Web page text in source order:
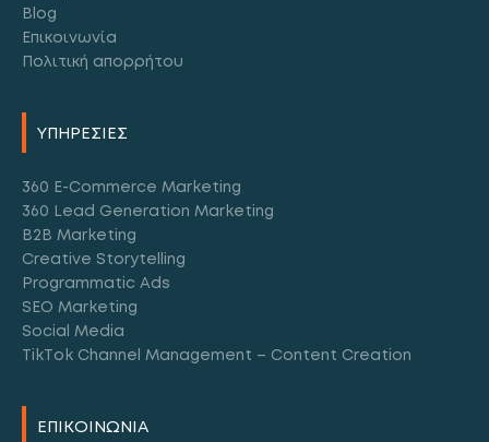
Blog
Επικοινωνία
Πολιτική απορρήτου
ΥΠΗΡΕΣΙΕΣ
360 E-Commerce Marketing
360 Lead Generation Marketing
B2B Marketing
Creative Storytelling
Programmatic Ads
SEO Marketing
Social Media
TikTok Channel Management – Content Creation
ΕΠΙΚΟΙΝΩΝΙΑ